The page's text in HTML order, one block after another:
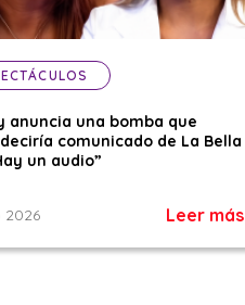
anuncia una bomba que
comunicado de La Bella
un audio”
2026 Leer más